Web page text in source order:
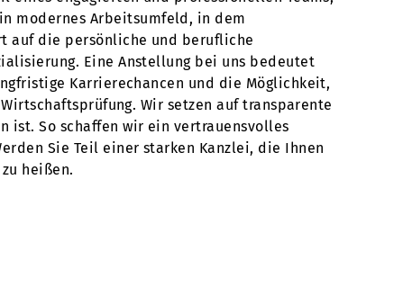
modernes Arbeitsumfeld, in dem
auf die persönliche und berufliche
Eine Anstellung bei uns bedeutet
Karrierechancen und die Möglichkeit,
Wir setzen auf transparente
ist. So schaffen wir ein vertrauensvolles
Sie Teil einer starken Kanzlei, die Ihnen
heißen.